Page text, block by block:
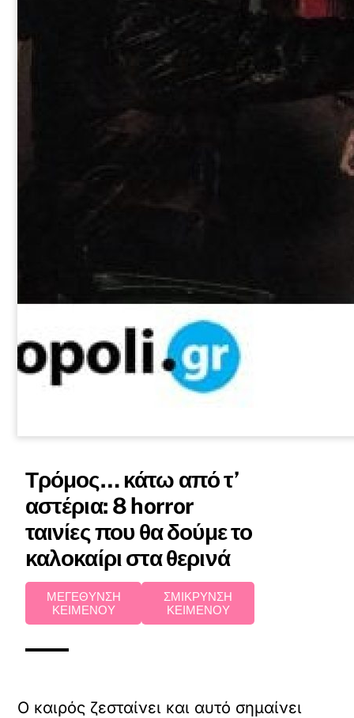
Τρόμος… κάτω από τ’
αστέρια: 8 horror
ταινίες που θα δούμε το
καλοκαίρι στα θερινά
ΜΕΓΕΘΥΝΣΗ
ΚΕΙΜΕΝΟΥ
ΣΜΙΚΡΥΝΣΗ
ΚΕΙΜΕΝΟΥ
Ο καιρός ζεσταίνει και αυτό σημαίνει